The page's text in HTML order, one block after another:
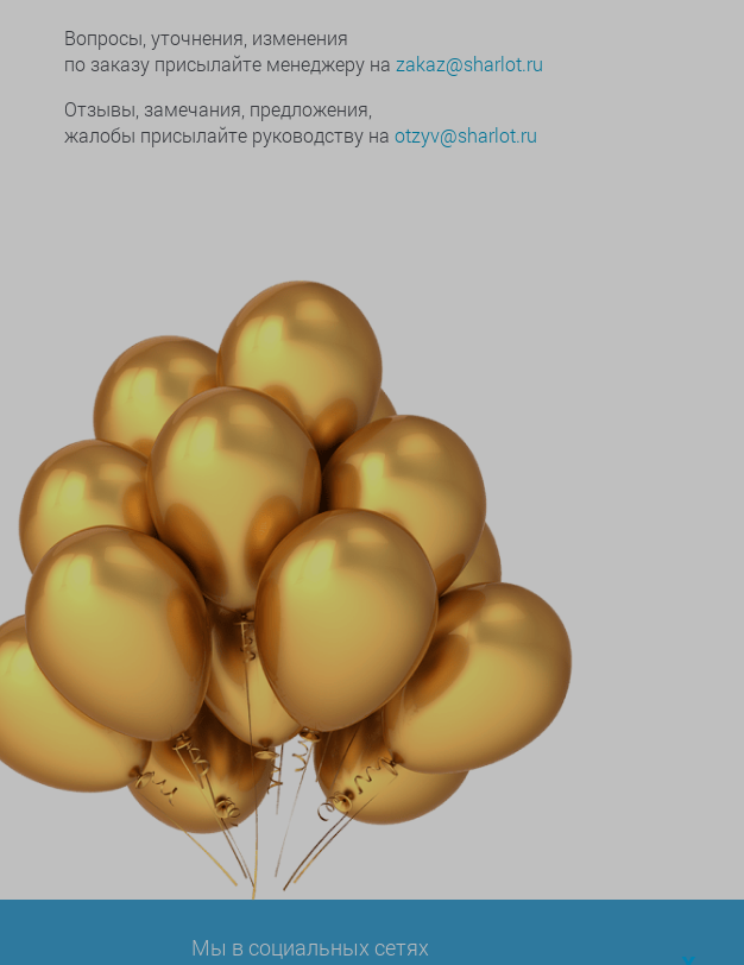
Вопросы, уточнения, изменения
по заказу присылайте менеджеру на zakaz@sharlot.ru
Отзывы, замечания, предложения,
жалобы присылайте руководству на otzyv@sharlot.ru
Мы в социальных сетях